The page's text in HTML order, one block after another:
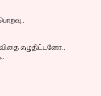
எழுதிட்டனோ..